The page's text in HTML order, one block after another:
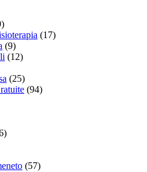
(17)
(9)
(12)
(25)
(94)
(57)